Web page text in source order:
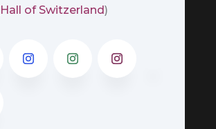
Hall of Switzerland)